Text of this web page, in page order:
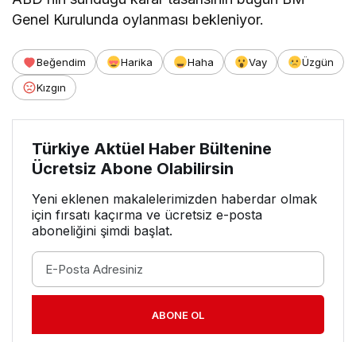
Genel Kurulunda oylanması bekleniyor.
Beğendim Harika Haha Vay
Üzgün
Kızgın
Türkiye Aktüel Haber Bültenine
Ücretsiz Abone Olabilirsin
Yeni eklenen makalelerimizden haberdar olmak
için fırsatı kaçırma ve ücretsiz e-posta
aboneliğini şimdi başlat.
ABONE OL